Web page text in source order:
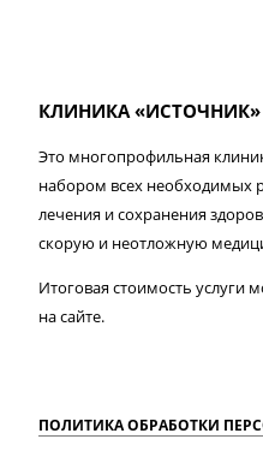
КЛИНИКА «ИСТОЧНИК»
Это многопрофильная
набором всех необходимых
лечения и сохранения
скорую и неотложную
Итоговая стоимость услуги
на сайте.
ПОЛИТИКА ОБРАБОТКИ